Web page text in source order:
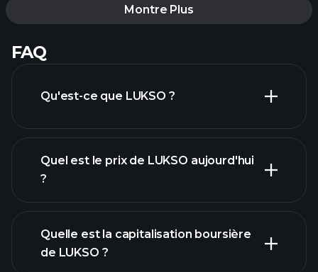
Montre Plus
FAQ
Qu'est-ce que LUKSO ?
Quel est le prix de LUKSO aujourd'hui
?
Quelle est la capitalisation boursière
de LUKSO ?